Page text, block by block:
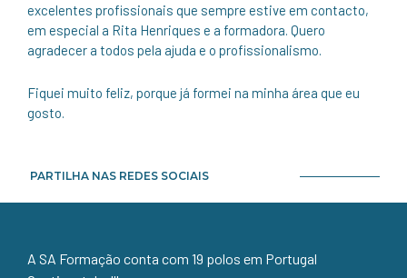
excelentes profissionais que sempre estive em contacto,
em especial a Rita Henriques e a formadora. Quero
agradecer a todos pela ajuda e o profissionalismo.
Fiquei muito feliz, porque já formei na minha área que eu
gosto.
PARTILHA NAS REDES SOCIAIS
A SA Formação conta com 19 polos em Portugal